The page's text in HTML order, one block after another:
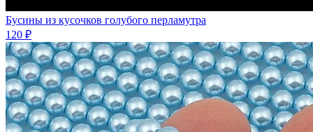
Бусины из кусочков голубого перламутра
120 ₽